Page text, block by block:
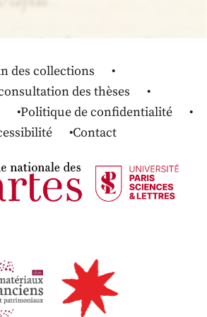
des collections
des thèses
Politique de confidentialité
Contact